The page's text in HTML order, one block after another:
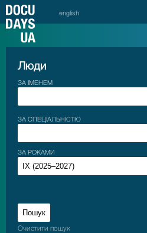
english
Люди
ЗА ІМЕНЕМ
ЗА СПЕЦІАЛЬНІСТЮ
ЗА РОКАМИ
Очистити пошук